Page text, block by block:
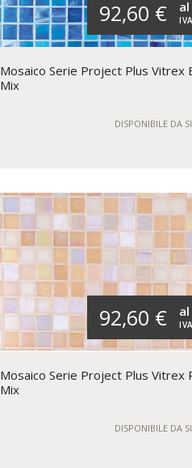
92,60 €
Mosaico Serie Project Plus Vitrex
Mix
DISPONIBILE DA
92,60 €
Mosaico Serie Project Plus Vitrex
Mix
DISPONIBILE DA